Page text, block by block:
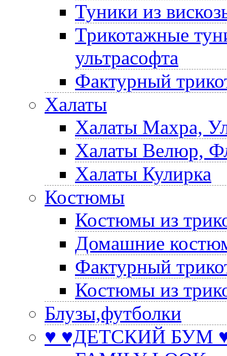
Туники из
Трикотажные
ультрасофта
Фактурный
Халаты
Халаты Махра,
Халаты Велюр,
Халаты Кулирка
Костюмы
Костюмы из
Домашние
Фактурный
Костюмы из
Блузы,футболки
♥ ♥ДЕТСКИЙ БУМ